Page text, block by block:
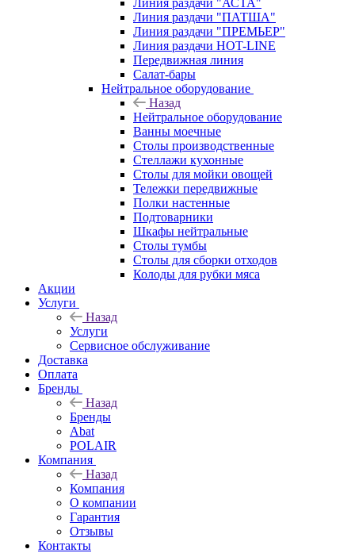
Линия раздачи "АСТА"
Линия раздачи "ПАТША"
Линия раздачи "ПРЕМЬЕР"
Линия раздачи HOT-LINE
Передвижная линия
Салат-бары
Нейтральное оборудование
Назад
Нейтральное оборудование
Ванны моечные
Столы производственные
Стеллажи кухонные
Столы для мойки овощей
Тележки передвижные
Полки настенные
Подтоварники
Шкафы нейтральные
Столы тумбы
Столы для сборки отходов
Колоды для рубки мяса
Акции
Услуги
Назад
Услуги
Сервисное обслуживание
Доставка
Оплата
Бренды
Назад
Бренды
Abat
POLAIR
Компания
Назад
Компания
О компании
Гарантия
Отзывы
Контакты